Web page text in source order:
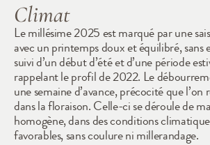
Climat
Le millésime 2025 est marqué par une
avec un printemps doux et équilibré, sans
suivi d’un début d’été et d’une période
rappelant le profil de 2022. Le
une semaine d’avance, précocité que
dans la floraison. Celle-ci se déroule de
homogène, dans des conditions
favorables, sans coulure ni millerandage.